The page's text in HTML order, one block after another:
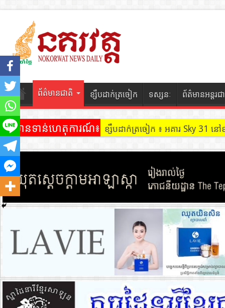
ព័ត៌មានជាតិ ខ្សឹបដាក់ត្រចៀក ទស្សនៈ ព័ត៌មានអន្តរជ
ព័ត៌មានទាន់ហេតុការណ៍៖ ខ្សឹបដាក់ត្រចៀក ៖ អគារ Sky 31